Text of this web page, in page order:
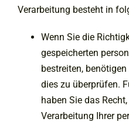
Verarbeitung besteht in
Wenn Sie die
gespeicherten
bestreiten,
dies zu überprüfen.
haben Sie das
Verarbeitung Ihrer